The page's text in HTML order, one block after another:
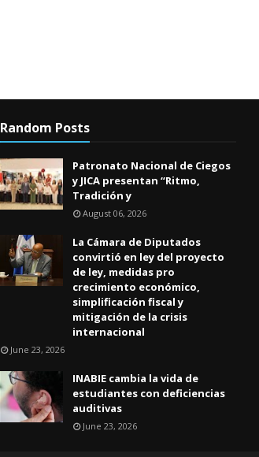
Random Posts
Patronato Nacional de Ciegos
y JICA presentan “Ritmo,
Tradición y
August 06, 2026
La Cámara de Diputados
convirtió en ley del proyecto
de ley, medidas pro
crecimiento económico,
simplificación fiscal y
mitigación de la crisis
internacional
June 23, 2026
INABIE cambia la vida de
estudiantes con deficiencias
auditivas
June 23, 2026